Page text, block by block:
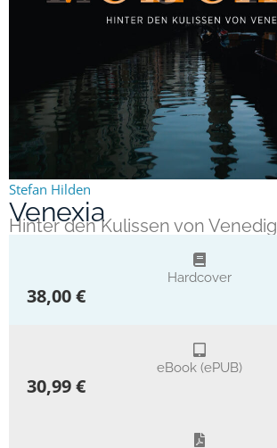
Stefan Hilden
Venexia
Hinter den Kulissen von Venedig
Hardcover
38,00 €
eBook (ePUB)
30,99 €